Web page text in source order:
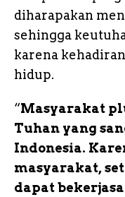
diharapakan
sehingga
karena
hidup.
“Masyarakat
Tuhan yang
Indonesia.
masyarakat,
dapat